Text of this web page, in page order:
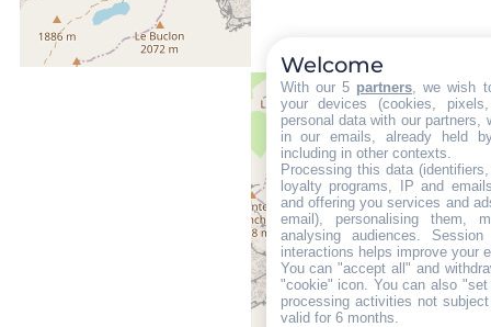
Welcome
With our 5 partners , we wish
your devices (cookies,
personal data with our partners,
in our emails, already held
including in other contexts.
Processing this data
loyalty programs, IP and
and offering you services and
email), personalising them,
analysing audiences.
interactions helps improve your
You can "accept all" and
"cookie" icon . You can also
processing activities not
valid for 6 months.